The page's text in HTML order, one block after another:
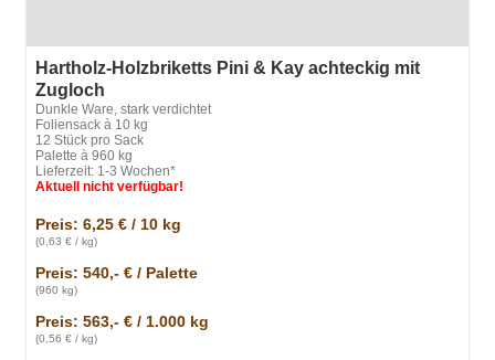
Hartholz-Holzbriketts Pini & Kay achteckig mit
Zugloch
Dunkle Ware, stark verdichtet
Foliensack à 10 kg
12 Stück pro Sack
Palette à 960 kg
Lieferzeit: 1-3 Wochen*
Aktuell nicht verfügbar!
Preis: 6,25 € / 10 kg
(0,63 € / kg)
Preis: 540,- € / Palette
(960 kg)
Preis: 563,- € / 1.000 kg
(0,56 € / kg)